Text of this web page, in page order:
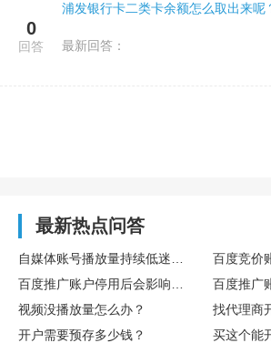
0
回答
浦发银行卡二类卡余额怎么取出来呢
最新回答：
最新热点问答
视频没播放量怎么办？
找代理商
开户需要预存多少钱？